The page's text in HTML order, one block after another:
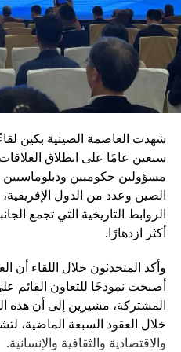
الإلكترونية
رفع كفاءة التدريب
مكافحة الفساد داخل
تعزيز ما تسميه “الولاء
المسلحة
ويأتي هذا التوجه في إطار رؤية
الجيش الصيني في مصاف “الجيوش
وفي المقابل، تؤكد القيادة
إلى تعزيز التنمية المشتركة
ثورية صغيرة إلى قيادة دولة
أن الصين ماضية في ربط
الذي يشمل الاقتصاد والتكنولوجيا
أساسية لمكانتها في القرن
شهدت العاصمة الصينية بكين
سبعين عامًا على انطلاق
مسؤولين حكوميين ودبلوماسيين
الصين وعدد من الدول
الروابط التاريخية التي تجمع
أكثر ازدهارًا.
وأكد المتحدثون خلال اللقاء أن
أصبحت نموذجًا للتعاون القائم
المشتركة، مشيرين إلى أن هذه
خلال العقود السبعة الماضية،
والاقتصادية والثقافية والإنسانية.